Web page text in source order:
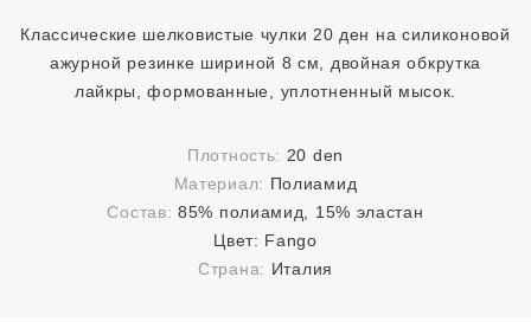
Классические шелковистые чулки 20 ден на силиконовой
ажурной резинке шириной 8 см, двойная обкрутка
лайкры, формованные, уплотненный мысок.
Плотность: 20 den
Материал: Полиамид
Состав:85% полиамид, 15% эластан
Цвет: Fango
Страна: Италия